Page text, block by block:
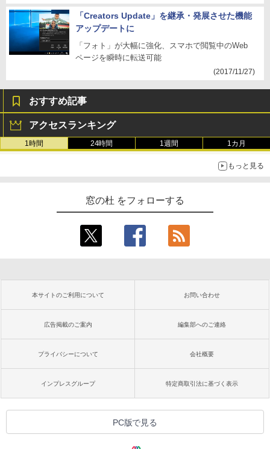
「Creators Update」を継承・発展させた機能
アップデートに
「フォト」が大幅に強化、スマホで閲覧中のWeb
ページを瞬時に転送可能
(2017/11/27)
おすすめ記事
アクセスランキング
1時間 24時間 1週間 1カ月
もっと見る
窓の杜 をフォローする
本サイトのご利用について お問い合わせ
広告掲載のご案内 編集部へのご連絡
プライバシーについて 会社概要
インプレスグループ 特定商取引法に基づく表示
PC版で見る